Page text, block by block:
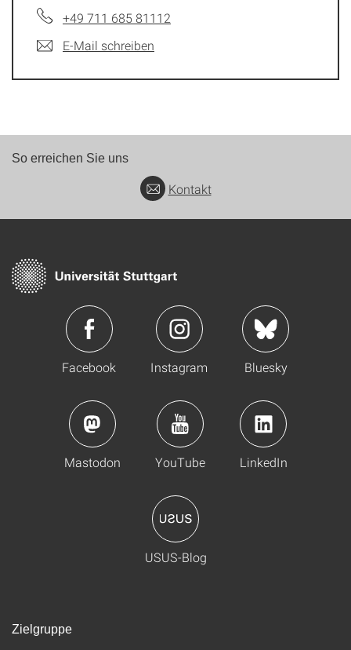
+49 711 685 81112
E-Mail schreiben
So erreichen Sie uns
Kontakt
Facebook Instagram Bluesky
Mastodon YouTube LinkedIn
USUS-Blog
Zielgruppe